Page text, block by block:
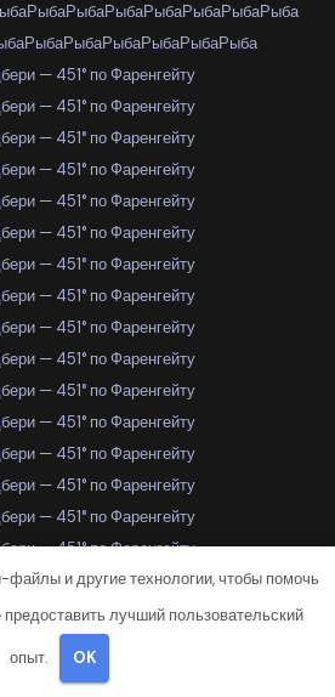
РыбаРыбаРыбаРыбаРыбаРыбаРыба
РыбаРыбаРыбаРыбаРыбаРыба
— 451° по Фаренгейту
— 451° по Фаренгейту
— 451° по Фаренгейту
— 451° по Фаренгейту
— 451° по Фаренгейту
— 451° по Фаренгейту
— 451° по Фаренгейту
— 451° по Фаренгейту
— 451° по Фаренгейту
— 451° по Фаренгейту
— 451° по Фаренгейту
— 451° по Фаренгейту
— 451° по Фаренгейту
— 451° по Фаренгейту
— 451° по Фаренгейту
— 451° по Фаренгейту
— 451° по Фаренгейту
— 451° по Фаренгейту
— 451° по Фаренгейту
— 451° по Фаренгейту
файлы и другие технологии, чтобы помочь
предоставить лучший пользовательский
опыт. OK